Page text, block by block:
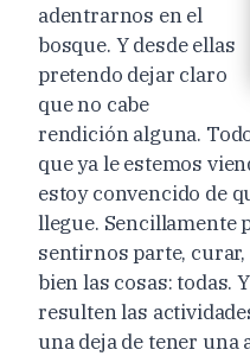
adentrarnos en el
bosque. Y desde ellas
pretendo dejar claro
que no cabe
rendición alguna.
que ya le estemos
estoy convencido de
llegue. Sencillamente
sentirnos parte,
bien las cosas: todas.
resulten las
una deja de tener una